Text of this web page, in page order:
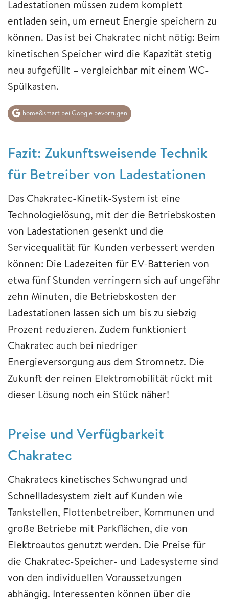
Ladestationen müssen zudem komplett
entladen sein, um erneut Energie speichern zu
können. Das ist bei Chakratec nicht nötig: Beim
kinetischen Speicher wird die Kapazität stetig
neu aufgefüllt – vergleichbar mit einem WC-
Spülkasten.
home&smart bei Google bevorzugen
Fazit: Zukunftsweisende Technik
für Betreiber von Ladestationen
Das Chakratec-Kinetik-System ist eine
Technologielösung, mit der die Betriebskosten
von Ladestationen gesenkt und die
Servicequalität für Kunden verbessert werden
können: Die Ladezeiten für EV-Batterien von
etwa fünf Stunden verringern sich auf ungefähr
zehn Minuten, die Betriebskosten der
Ladestationen lassen sich um bis zu siebzig
Prozent reduzieren. Zudem funktioniert
Chakratec auch bei niedriger
Energieversorgung aus dem Stromnetz. Die
Zukunft der reinen Elektromobilität rückt mit
dieser Lösung noch ein Stück näher!
Preise und Verfügbarkeit
Chakratec
Chakratecs kinetisches Schwungrad und
Schnellladesystem zielt auf Kunden wie
Tankstellen, Flottenbetreiber, Kommunen und
große Betriebe mit Parkflächen, die von
Elektroautos genutzt werden. Die Preise für
die Chakratec-Speicher- und Ladesysteme sind
von den individuellen Voraussetzungen
abhängig. Interessenten können über die